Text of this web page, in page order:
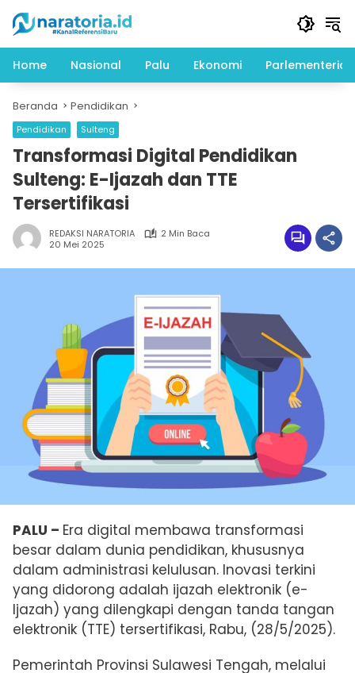
konten
Home
Nasional Palu Ekonomi Parlementeria
Beranda Pendidikan
Pendidikan Sulteng
Transformasi Digital Pendidikan
Sulteng: E-Ijazah dan TTE
Tersertifikasi
REDAKSI NARATORIA
2 Min Baca
20 Mei 2025
PALU – Era digital membawa transformasi
besar dalam dunia pendidikan, khususnya
dalam administrasi kelulusan. Inovasi terkini
yang didorong adalah ijazah elektronik (e-
Ijazah) yang dilengkapi dengan tanda tangan
elektronik (TTE) tersertifikasi, Rabu, (28/5/2025).
Pemerintah Provinsi Sulawesi Tengah, melalui